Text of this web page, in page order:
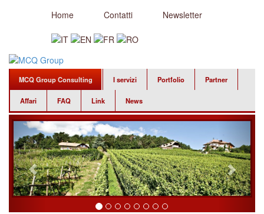
Home Contatti Newsletter
MCQ Group Consulting I servizi Portfolio Partner
Affari FAQ Link News